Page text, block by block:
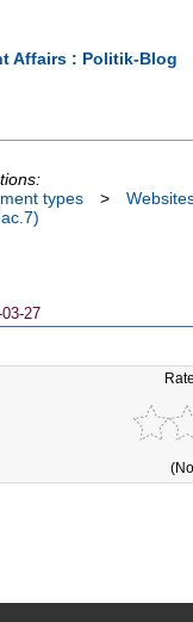
Affairs : Politik-Blog
types >
27